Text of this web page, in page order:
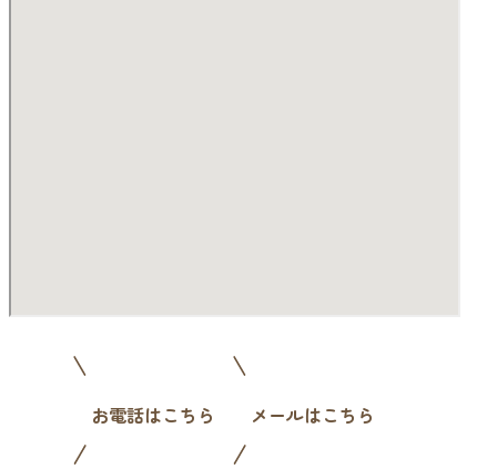
お電話はこちら メールはこちら